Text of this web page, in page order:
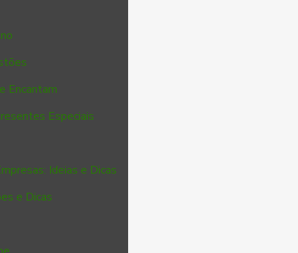
Encantam
Especiais
Ideias e Dicas
e Dicas